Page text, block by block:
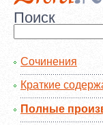
Поиск
Сочинения
Краткие
Полные